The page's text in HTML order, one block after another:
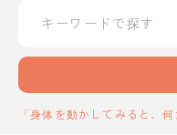
「身体を動かしてみると、